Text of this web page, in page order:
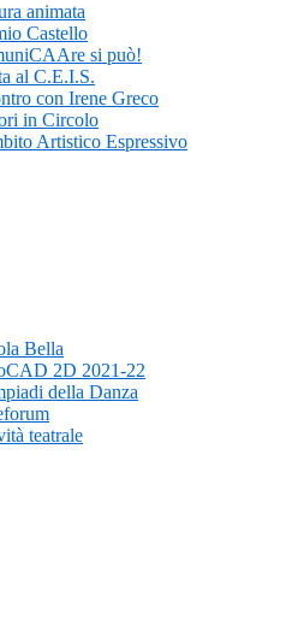
animata
Castello
si può!
al C.E.I.S.
con Irene Greco
in Circolo
Artistico Espressivo
Bella
2D 2021-22
della Danza
teatrale